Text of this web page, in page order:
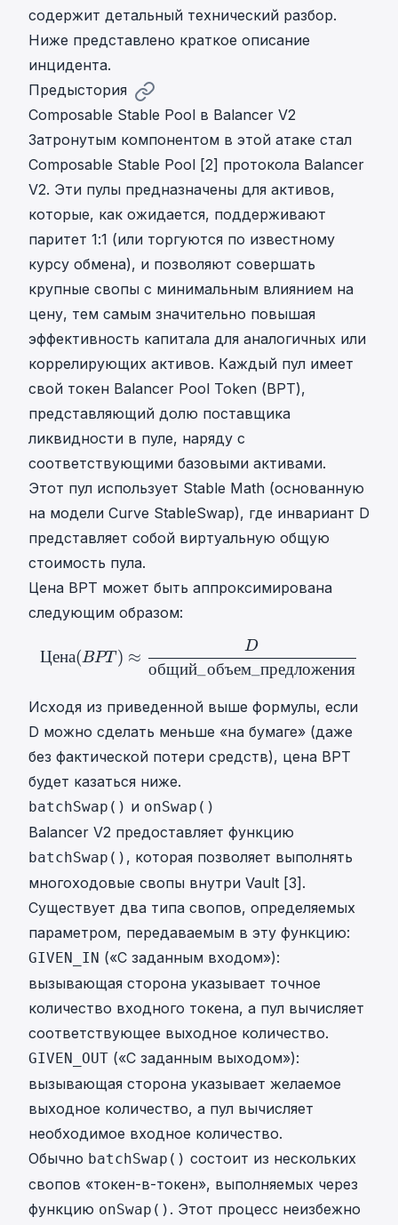
содержит детальный технический разбор.
Ниже представлено краткое описание
инцидента.
Предыстория
Composable Stable Pool в Balancer V2
Затронутым компонентом в этой атаке стал
Composable Stable Pool [2] протокола Balancer
V2. Эти пулы предназначены для активов,
которые, как ожидается, поддерживают
паритет 1:1 (или торгуются по известному
курсу обмена), и позволяют совершать
крупные свопы с минимальным влиянием на
цену, тем самым значительно повышая
эффективность капитала для аналогичных или
коррелирующих активов. Каждый пул имеет
свой токен Balancer Pool Token (BPT),
представляющий долю поставщика
ликвидности в пуле, наряду с
соответствующими базовыми активами.
Этот пул использует Stable Math (основанную
на модели Curve StableSwap), где инвариант D
представляет собой виртуальную общую
стоимость пула.
Цена BPT может быть аппроксимирована
следующим образом:
BP
Цена(BPT ) ≈
общий объем_ предложения
D
Исходя из приведенной выше формулы, если
D можно сделать меньше «на бумаге» (даже
без фактической потери средств), цена BPT
будет казаться ниже.
batchSwap() и onSwap()
Balancer V2 предоставляет функцию
batchSwap() , которая позволяет выполнять
многоходовые свопы внутри Vault [3].
Существует два типа свопов, определяемых
параметром, передаваемым в эту функцию:
GIVEN_IN («С заданным входом»):
вызывающая сторона указывает точное
количество входного токена, а пул вычисляет
соответствующее выходное количество.
GIVEN_OUT («С заданным выходом»):
вызывающая сторона указывает желаемое
выходное количество, а пул вычисляет
необходимое входное количество.
Обычно batchSwap() состоит из нескольких
свопов «токен-в-токен», выполняемых через
функцию onSwap() . Этот процесс неизбежно